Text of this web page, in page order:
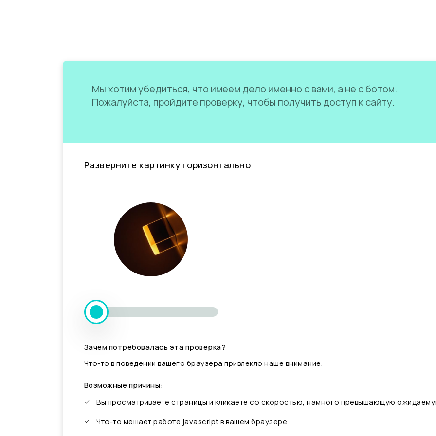
Мы хотим убедиться, что имеем дело именно с вами, а не с ботом.
Пожалуйста, пройдите проверку, чтобы получить доступ к сайту.
Разверните картинку горизонтально
Зачем потребовалась эта проверка?
Что-то в поведении вашего браузера привлекло наше внимание.
Возможные причины:
Вы просматриваете страницы и кликаете со скоростью, намного превышающую
Что-то мешает работе javascript в вашем браузере